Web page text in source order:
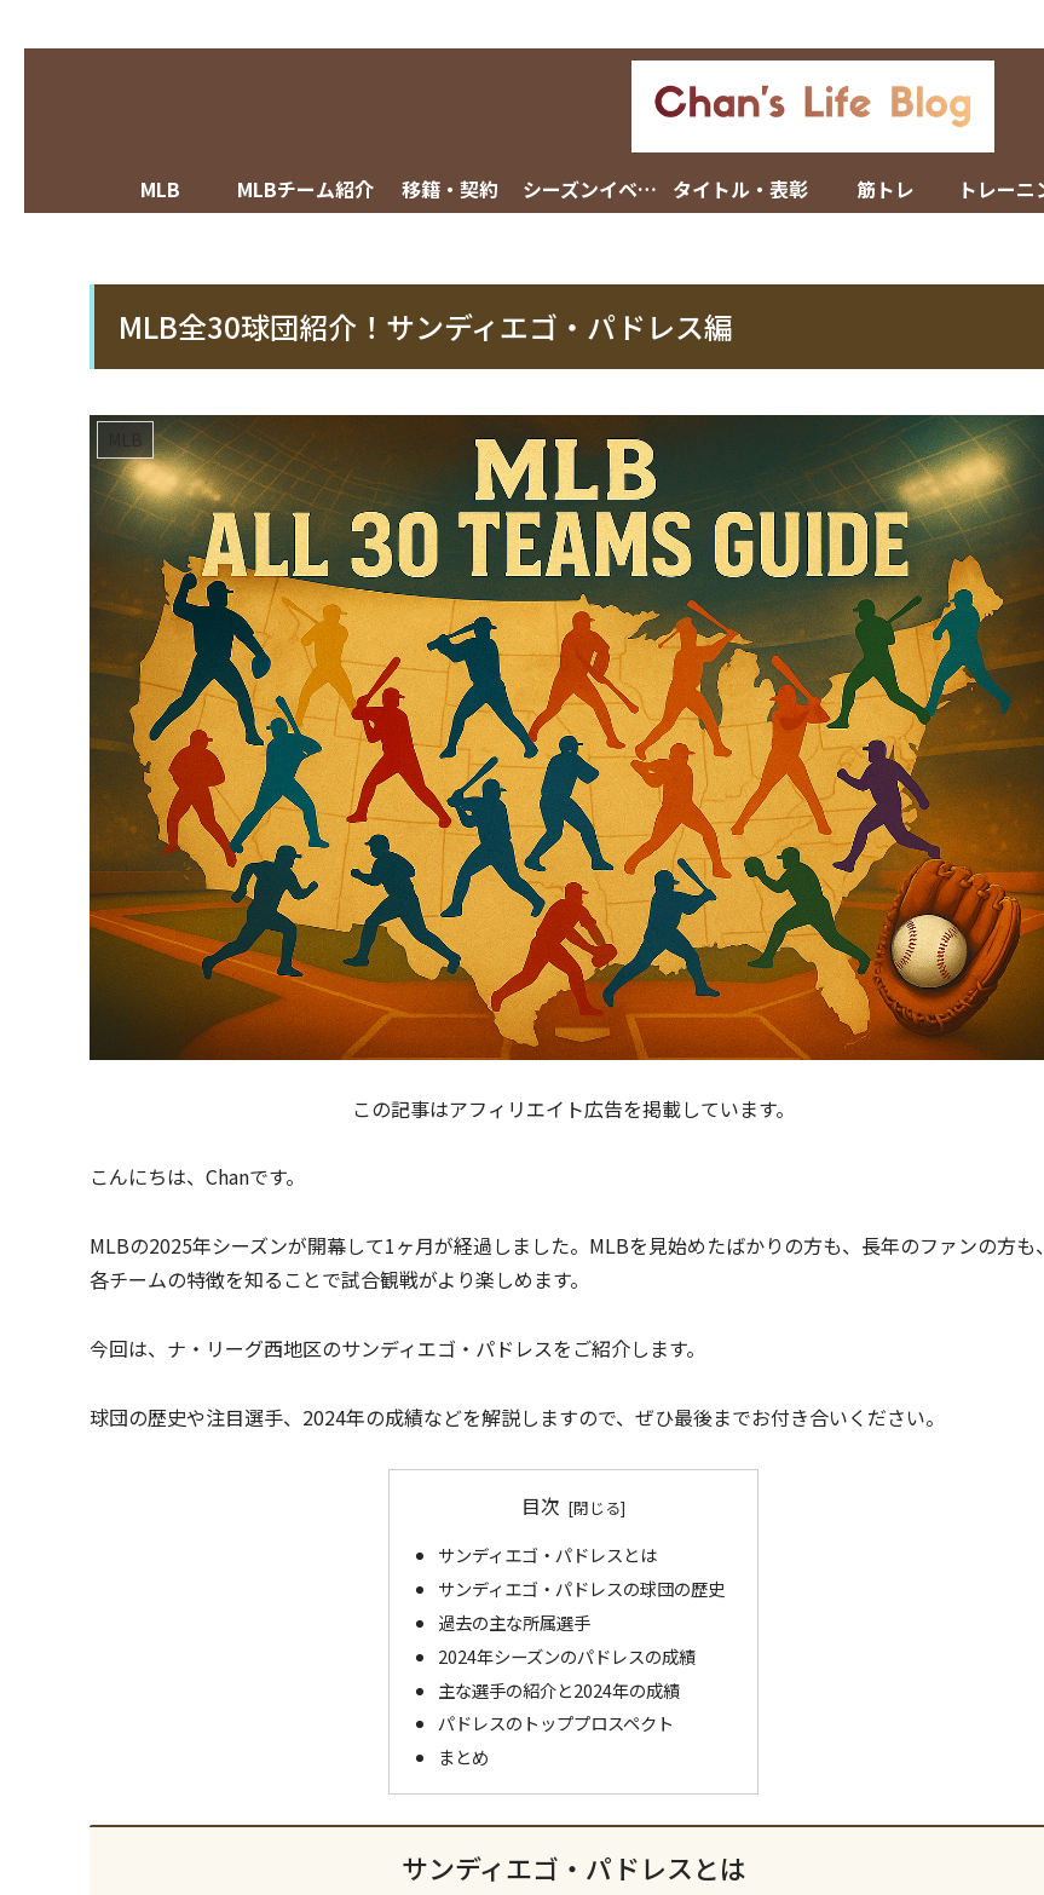
MLB MLBチーム紹介 移籍・契約 シーズンイベント タイトル・表彰 筋トレ
MLB全30球団紹介！サンディエゴ・パドレス編
この記事はアフィリエイト広告を掲載しています。
こんにちは、Chanです。
MLBの2025年シーズンが開幕して1ヶ月が経過しました。MLBを見始めたばかりの方も、長年のファンの方も、
各チームの特徴を知ることで試合観戦がより楽しめます。
今回は、ナ・リーグ西地区のサンディエゴ・パドレスをご紹介します。
球団の歴史や注目選手、2024年の成績などを解説しますので、ぜひ最後までお付き合いください。
目次
サンディエゴ・パドレスとは
サンディエゴ・パドレスの球団の歴史
過去の主な所属選手
2024年シーズンのパドレスの成績
主な選手の紹介と2024年の成績
パドレスのトッププロスペクト
まとめ
サンディエゴ・パドレスとは